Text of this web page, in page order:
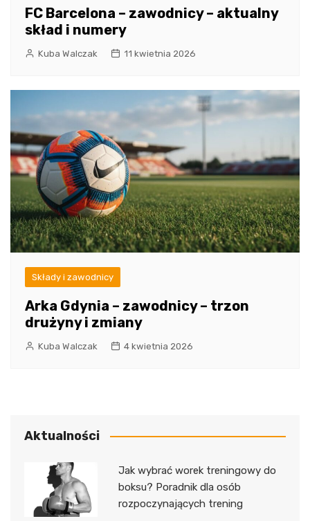
FC Barcelona – zawodnicy – aktualny
skład i numery
Kuba Walczak 11 kwietnia 2026
Składy i zawodnicy
Arka Gdynia – zawodnicy – trzon
drużyny i zmiany
Kuba Walczak 4 kwietnia 2026
Aktualności
Jak wybrać worek treningowy do
boksu? Poradnik dla osób
rozpoczynających trening